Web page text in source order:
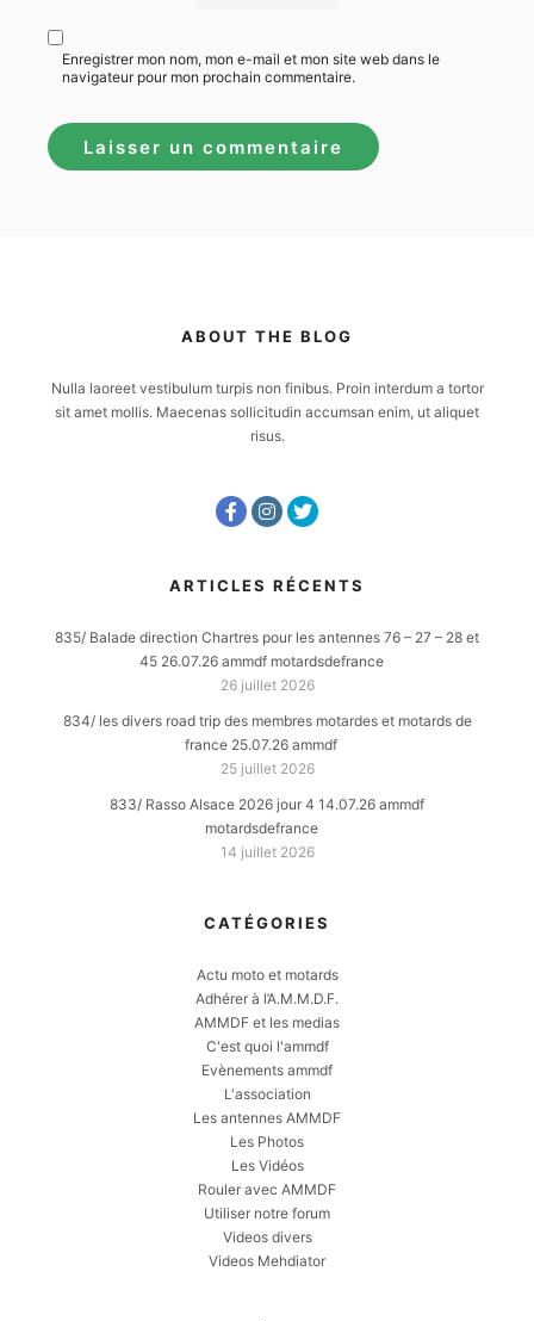
Enregistrer mon nom, mon e-mail et mon site web dans le
navigateur pour mon prochain commentaire.
ABOUT THE BLOG
Nulla laoreet vestibulum turpis non finibus. Proin interdum a tortor
sit amet mollis. Maecenas sollicitudin accumsan enim, ut aliquet
risus.
ARTICLES RÉCENTS
835/ Balade direction Chartres pour les antennes 76 – 27 – 28 et
45 26.07.26 ammdf motardsdefrance
26 juillet 2026
834/ les divers road trip des membres motardes et motards de
france 25.07.26 ammdf
25 juillet 2026
833/ Rasso Alsace 2026 jour 4 14.07.26 ammdf
motardsdefrance
14 juillet 2026
CATÉGORIES
Actu moto et motards
Adhérer à l’A.M.M.D.F.
AMMDF et les medias
C'est quoi l'ammdf
Evènements ammdf
L'association
Les antennes AMMDF
Les Photos
Les Vidéos
Rouler avec AMMDF
Utiliser notre forum
Videos divers
Videos Mehdiator